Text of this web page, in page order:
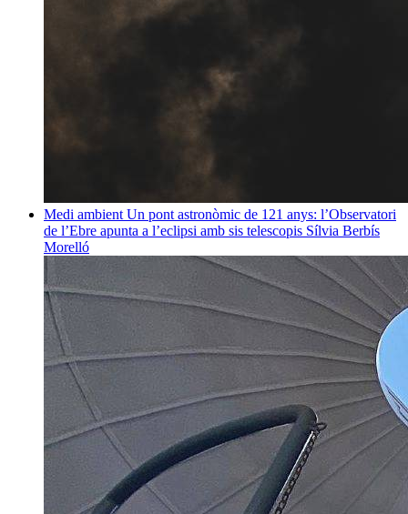
Medi ambient Un pont astronòmic de 121 anys: l’Observatori
de l’Ebre apunta a l’eclipsi amb sis telescopis Sílvia Berbís
Morelló